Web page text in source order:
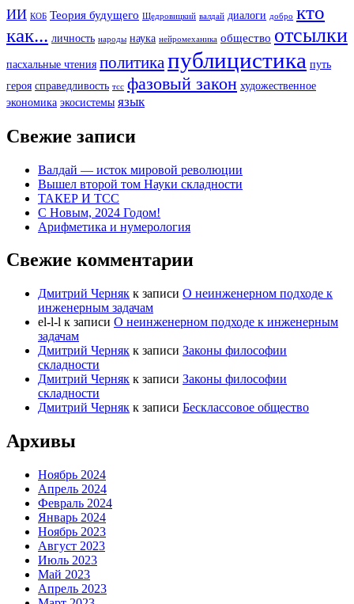
ИИ КОБ Теория будущего Щедровицкий валдай диалоги добро кто
как... личность народы наука нейромеханика общество отсылки
пасхальные чтения политика публицистика путь
героя справедливость тсс фазовый закон художественное
экономика экосистемы язык
Свежие записи
Валдай — исток мировой революции
Вышел второй том Науки складности
ТАКЕР И ТСС
С Новым, 2024 Годом!
Арифметика и нумерология
Свежие комментарии
Дмитрий Черняк к записи О неинженерном подходе к
инженерным задачам
el-l-l к записи О неинженерном подходе к инженерным
задачам
Дмитрий Черняк к записи Законы философии
складности
Дмитрий Черняк к записи Законы философии
складности
Дмитрий Черняк к записи Бесклассовое общество
Архивы
Ноябрь 2024
Апрель 2024
Февраль 2024
Январь 2024
Ноябрь 2023
Август 2023
Июль 2023
Май 2023
Апрель 2023